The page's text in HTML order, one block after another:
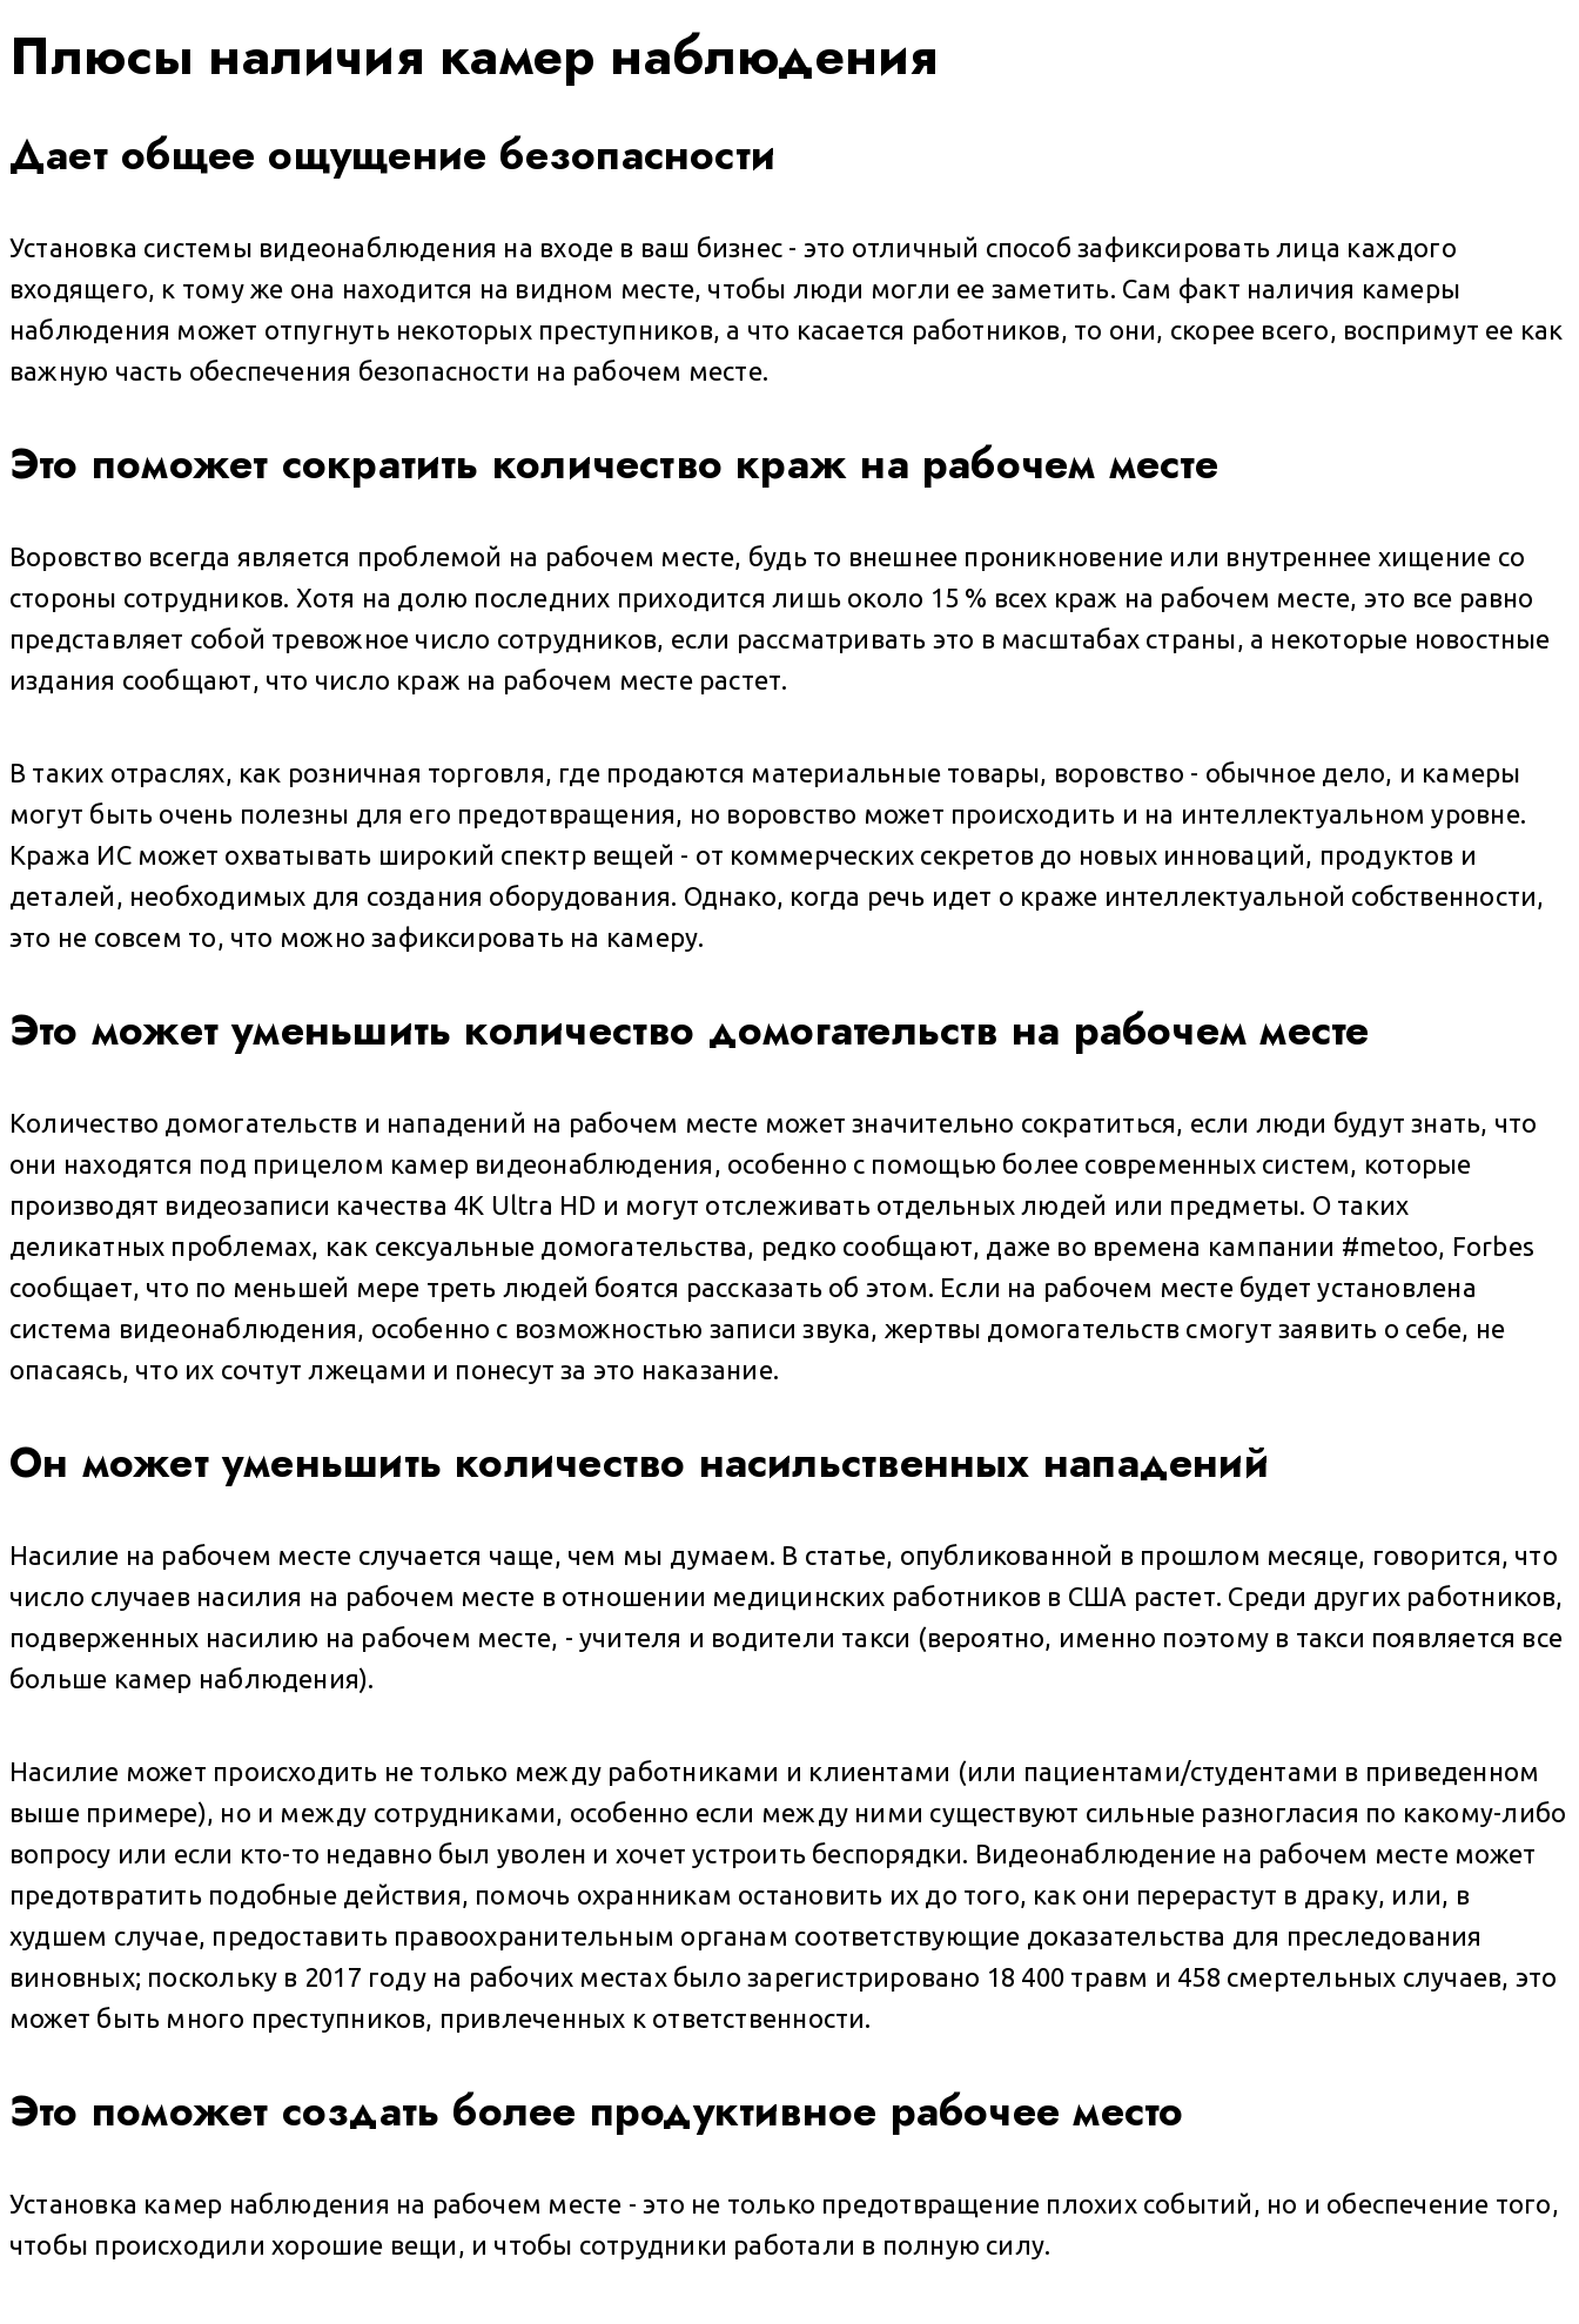
Плюсы наличия камер наблюдения
Дает общее ощущение безопасности
Установка системы видеонаблюдения на входе в ваш бизнес - это отличный способ зафиксировать лица каждого
входящего, к тому же она находится на видном месте, чтобы люди могли ее заметить. Сам факт наличия камеры
наблюдения может отпугнуть некоторых преступников, а что касается работников, то они, скорее всего, воспримут ее как
важную часть обеспечения безопасности на рабочем месте.
Это поможет сократить количество краж на рабочем месте
Воровство всегда является проблемой на рабочем месте, будь то внешнее проникновение или внутреннее хищение со
стороны сотрудников. Хотя на долю последних приходится лишь около 15 % всех краж на рабочем месте, это все равно
представляет собой тревожное число сотрудников, если рассматривать это в масштабах страны, а некоторые новостные
издания сообщают, что число краж на рабочем месте растет.
В таких отраслях, как розничная торговля, где продаются материальные товары, воровство - обычное дело, и камеры
могут быть очень полезны для его предотвращения, но воровство может происходить и на интеллектуальном уровне.
Кража ИС может охватывать широкий спектр вещей - от коммерческих секретов до новых инноваций, продуктов и
деталей, необходимых для создания оборудования. Однако, когда речь идет о краже интеллектуальной собственности,
это не совсем то, что можно зафиксировать на камеру.
Это может уменьшить количество домогательств на рабочем месте
Количество домогательств и нападений на рабочем месте может значительно сократиться, если люди будут знать, что
они находятся под прицелом камер видеонаблюдения, особенно с помощью более современных систем, которые
производят видеозаписи качества 4K Ultra HD и могут отслеживать отдельных людей или предметы. О таких
деликатных проблемах, как сексуальные домогательства, редко сообщают, даже во времена кампании #metoo, Forbes
сообщает, что по меньшей мере треть людей боятся рассказать об этом. Если на рабочем месте будет установлена
система видеонаблюдения, особенно с возможностью записи звука, жертвы домогательств смогут заявить о себе, не
опасаясь, что их сочтут лжецами и понесут за это наказание.
Он может уменьшить количество насильственных нападений
Насилие на рабочем месте случается чаще, чем мы думаем. В статье, опубликованной в прошлом месяце, говорится, что
число случаев насилия на рабочем месте в отношении медицинских работников в США растет. Среди других работников,
подверженных насилию на рабочем месте, - учителя и водители такси (вероятно, именно поэтому в такси появляется все
больше камер наблюдения).
Насилие может происходить не только между работниками и клиентами (или пациентами/студентами в приведенном
выше примере), но и между сотрудниками, особенно если между ними существуют сильные разногласия по какому-либо
вопросу или если кто-то недавно был уволен и хочет устроить беспорядки. Видеонаблюдение на рабочем месте может
предотвратить подобные действия, помочь охранникам остановить их до того, как они перерастут в драку, или, в
худшем случае, предоставить правоохранительным органам соответствующие доказательства для преследования
виновных; поскольку в 2017 году на рабочих местах было зарегистрировано 18 400 травм и 458 смертельных случаев, это
может быть много преступников, привлеченных к ответственности.
Это поможет создать более продуктивное рабочее место
Установка камер наблюдения на рабочем месте - это не только предотвращение плохих событий, но и обеспечение того,
чтобы происходили хорошие вещи, и чтобы сотрудники работали в полную силу.